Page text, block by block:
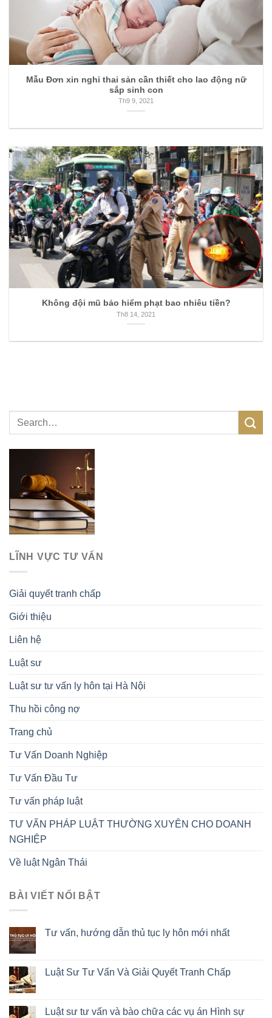
Mẫu Đơn xin nghỉ thai sản cần thiết cho lao động nữ
sắp sinh con
Th9 9, 2021
Không đội mũ bảo hiểm phạt bao nhiêu tiền?
Th8 14, 2021
LĨNH VỰC TƯ VẤN
Giải quyết tranh chấp
Giới thiệu
Liên hệ
Luật sư
Luật sư tư vấn ly hôn tại Hà Nội
Thu hồi công nợ
Trang chủ
Tư Vấn Doanh Nghiệp
Tư Vấn Đầu Tư
Tư vấn pháp luật
TƯ VẤN PHÁP LUẬT THƯỜNG XUYÊN CHO DOANH
NGHIỆP
Về luật Ngân Thái
BÀI VIẾT NỔI BẬT
Tư vấn, hướng dẫn thủ tục ly hôn mới nhất
Luật Sư Tư Vấn Và Giải Quyết Tranh Chấp
Luật sư tư vấn và bào chữa các vụ án Hình sự